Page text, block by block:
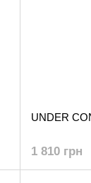
UNDER
1 810 грн